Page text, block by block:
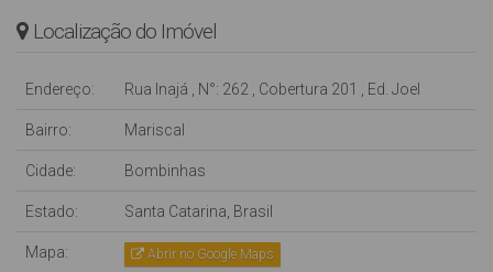
Localização do Imóvel
Endereço: Rua Inajá , N°: 262 , Cobertura 201 , Ed. Joel
Bairro: Mariscal
Cidade: Bombinhas
Estado: Santa Catarina, Brasil
Mapa: Abrir no Google Maps